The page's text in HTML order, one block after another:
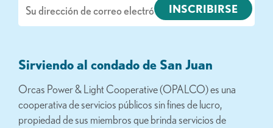
electrónico
Sirviendo al condado de San Juan
Orcas Power & Light Cooperative (OPALCO) es una
cooperativa de servicios públicos sin fines de lucro,
propiedad de sus miembros que brinda servicios de